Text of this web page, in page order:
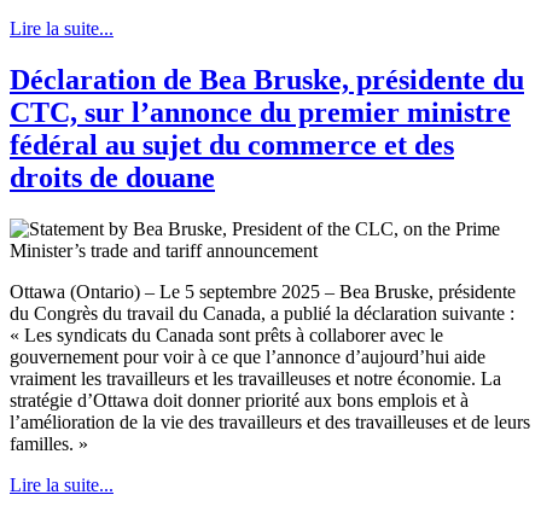
Lire la suite...
Déclaration de Bea Bruske, présidente du
CTC, sur l’annonce du premier ministre
fédéral au sujet du commerce et des
droits de douane
Ottawa (Ontario) – Le 5 septembre 2025 – Bea Bruske, présidente
du Congrès du travail du Canada, a publié la déclaration suivante :
« Les syndicats du Canada sont prêts à collaborer avec le
gouvernement pour voir à ce que l’annonce d’aujourd’hui aide
vraiment les travailleurs et les travailleuses et notre économie. La
stratégie d’Ottawa doit donner priorité aux bons emplois et à
l’amélioration de la vie des travailleurs et des travailleuses et de leurs
familles. »
Lire la suite...